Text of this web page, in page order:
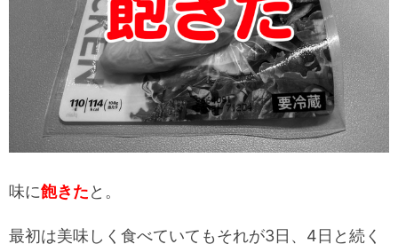
味に飽きたと。
最初は美味しく食べていてもそれが3日、4日と続く